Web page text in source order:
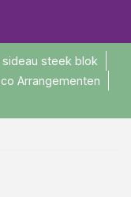
sideau steek blok
Arrangementen